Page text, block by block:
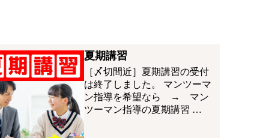
夏期講習
［〆切間近］夏期講習の受付
は終了しました。 マンツーマ
ン指導を希望なら → マン
ツーマン指導の夏期講習 …